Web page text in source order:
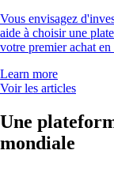
Vous envisagez
aide à choisir une
votre premier achat en
Learn more
Voir les articles
Une
mondiale